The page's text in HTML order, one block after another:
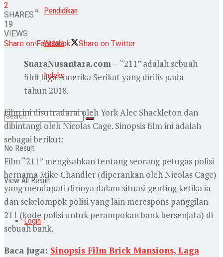
Pendidikan
Wisata
Indeks
No Result
View All Result
Login
2
SHARES
19
VIEWS
Share on Facebook
Share on Twitter
SuaraNusantara.com – “211” adalah sebuah
film laga Amerika Serikat yang dirilis pada
tahun 2018.
Film ini disutradarai oleh York Alec Shackleton dan
dibintangi oleh Nicolas Cage. Sinopsis film ini adalah
sebagai berikut:
Film “211” mengisahkan tentang seorang petugas polisi
bernama Mike Chandler (diperankan oleh Nicolas Cage)
yang mendapati dirinya dalam situasi genting ketika ia
dan sekelompok polisi yang lain merespons panggilan
211 (kode polisi untuk perampokan bank bersenjata) di
sebuah bank.
Baca Juga: Sinopsis Film Brick Mansions, Laga